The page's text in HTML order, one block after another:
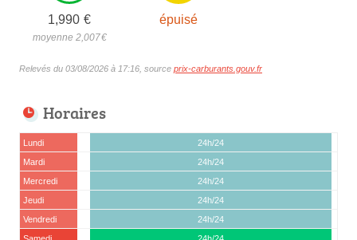
1,990 €
moyenne 2,007€
épuisé
Relevés du 03/08/2026 à 17:16, source prix-carburants.gouv.fr
Horaires
Lundi
24h/24
Mardi
24h/24
Mercredi
24h/24
Jeudi
24h/24
Vendredi
24h/24